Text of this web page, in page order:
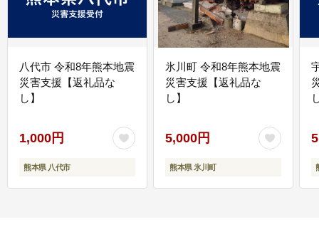
八代市 令和8年熊本地震
災害支援【返礼品な
し】
1,000円
熊本県 八代市
氷川町 令和8年熊本地震
災害支援【返礼品な
し】
5,000円
熊本県 氷川町